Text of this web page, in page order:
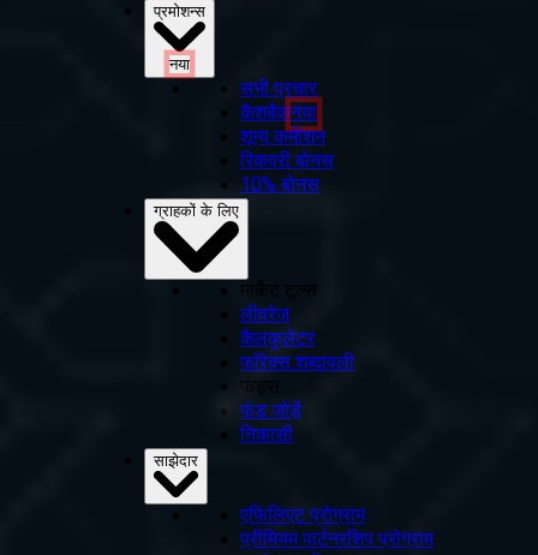
प्रमोशन्स
नया
सभी प्रचार
कैशबैकनया
शून्य कमीशन
रिकवरी बोनस
10% बोनस
ग्राहकों के लिए
लीवरेज
कैलकुलेटर
फॉरेक्स शब्दावली
फंड्स
फंड जोड़ें
निकासी
साझेदार
एफिलिएट प्रोग्राम
प्रीमियम पार्टनरशिप प्रोग्राम